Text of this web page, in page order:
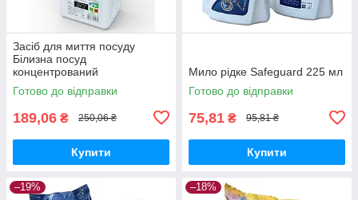
Засіб для миття посуду
Білизна посуд
концентрований
професійний 1 л
Готово до відправки
189,06 ₴ 250,06 ₴
Купити
Мило рідке Safeguard 225 мл
Готово до відправки
75,81 ₴ 95,81 ₴
Купити
–19% –18%